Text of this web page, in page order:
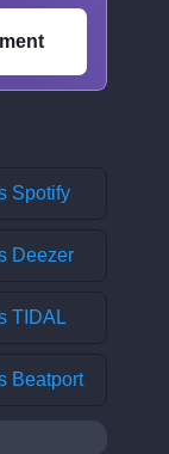
Spotify
Deezer
TIDAL
Beatport